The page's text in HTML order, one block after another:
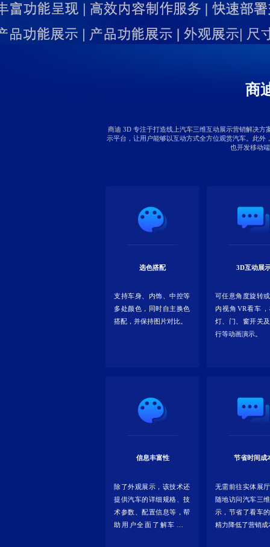
商
商迪 3D 专注于打造线上汽车三维互动展示营销解决
示平台，让用户能够以互动方式全方位观赏汽车。此
也开发移动
选色搭配
支持车身、内饰、中控等
多处颜色，同时自主换色
搭配，并保持图片对比。
3D互动展
可任意角度旋转
内视角VR看车
灯、门、窗开关
行等动画演示。
信息丰富性
除了外观展示，该技术还
提供汽车的详细规格、技
术参数、配置信息等，帮
助用户全面了解车辆特
节省时间成
无需前往实体展
随地访问汽车三
示，节省了看车
精力降低了营销成